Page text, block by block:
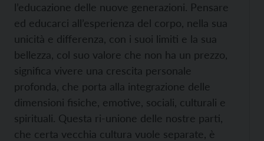
l’educazione delle nuove generazioni. Pensare
ed educarci all’esperienza del corpo, nella sua
unicità e differenza, con i suoi limiti e la sua
bellezza, col suo valore che non ha un prezzo,
significa vivere una crescita personale
profonda, che porta alla integrazione delle
dimensioni fisiche, emotive, sociali, culturali e
spirituali. Questa ri-unione delle nostre parti,
che certa vecchia cultura vuole separate, è